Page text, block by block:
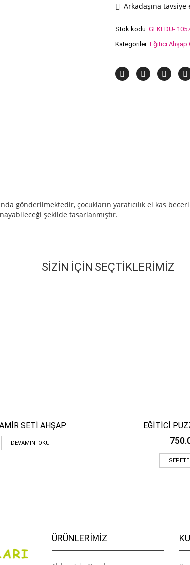
adetArkadaşına tavsiye
Stok kodu: GLKEDU- 1057
Kategoriler: Eğitici Ahşap
gönderilmektedir, çocukların yaratıcılık el kas
şekilde tasarlanmıştır.
SIZIN İÇIN SEÇTIKLERIMIZ
Hızlı Bakış
SETİ AHŞAP
DEVAMINI OKU
Hızlı
EĞİTİCİ
SEPETE
ÜRÜNLERIMIZ